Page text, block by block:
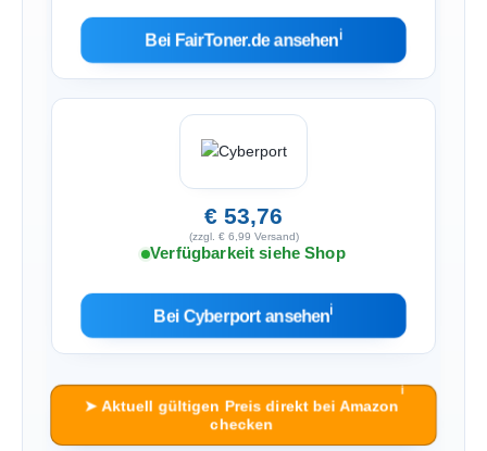
Bei FairToner.de ansehenℹ︎
€ 53,76
(zzgl. € 6,99 Versand)
Verfügbarkeit siehe Shop
Bei Cyberport ansehenℹ︎
➤ Aktuell gültigen Preis direkt bei Amazon
checken
ℹ︎